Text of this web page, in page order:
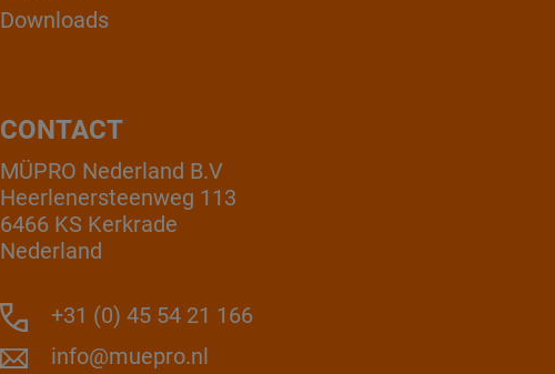
Downloads
CONTACT
MÜPRO Nederland B.V
Heerlenersteenweg 113
6466 KS Kerkrade
Nederland
+31 (0) 45 54 21 166
info@muepro.nl